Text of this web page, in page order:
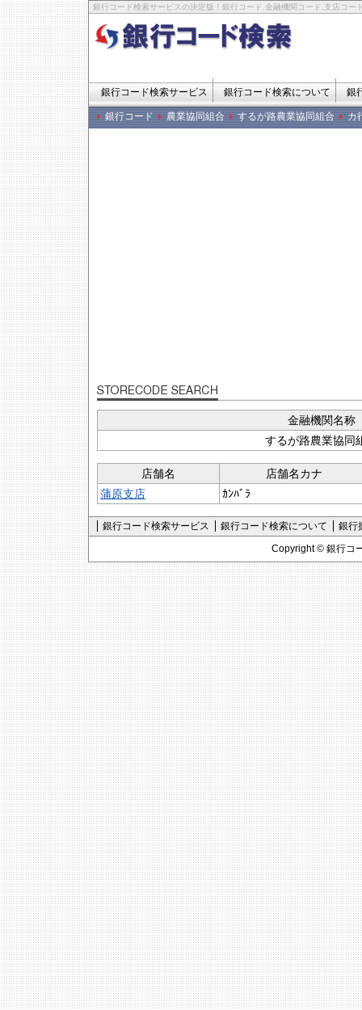
銀行コード検索サービスの決定版！銀行コード,金融機関コード,支店コー
銀行コード検索サービス 銀行コード検索について 銀
銀行コード 農業協同組合 するが路農業協同組合 カ
金融機関名称
するが路農業協同
店舗名
店舗名カナ
蒲原支店
ｶﾝﾊﾞﾗ
銀行コード検索サービス 銀行コード検索について
銀行
Copyright © 銀行コ